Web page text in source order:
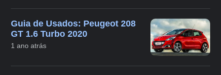
Guia de Usados: Peugeot 208
GT 1.6 Turbo 2020
1 ano atrás